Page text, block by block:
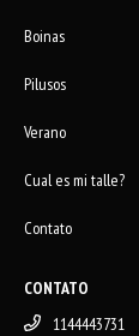
Boinas
Pilusos
Verano
Cual es mi talle?
Contato
CONTATO
1144443731